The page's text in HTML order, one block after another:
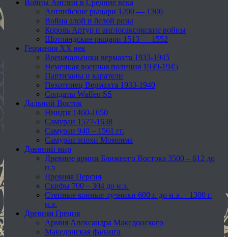
Войны Англии в Средние века
Английские рыцари 1200 — 1300
Война алой и белой розы
Король Артур и англосаксонские войны
Шотландские рыцари 1513 — 1552
Германия XX век
Военачальники вермахта 1933-1945
Немецкая военная полиция 1939-1945
Партизаны и каратели
Пехотинец Вермахта 1933-1940
Солдаты Waffen SS
Дальний Восток
Ниндзя 1460-1650
Самураи 1577-1638
Самураи 940 – 1561 гг.
Самураи эпохи Момояма
Древний мир
Древние армии Ближнего Востока 3500 – 612 до
н.э
Древняя Персия
Скифы 700 – 304 до н.э.
Степные конные лучники 600 г. до н.э. – 1300 г.
н.э.
Древняя Греция
Армия Александра Македонского
Македонская фаланга